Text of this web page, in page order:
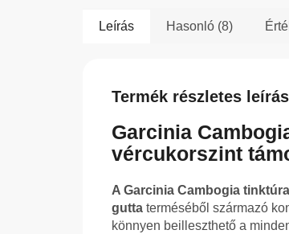
Leírás Hasonló (8)
Termék részletes
Garcinia
vércukorszint
A Garcinia Cambogia tinktúra
gutta terméséből származó
könnyen beilleszthető a